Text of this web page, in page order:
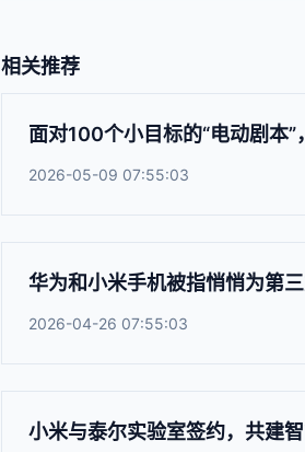
相关推荐
面对100个小目标的“电动剧本
2026-05-09 07:55:03
华为和小米手机被指悄悄为第
2026-04-26 07:55:03
小米与泰尔实验室签约，共建